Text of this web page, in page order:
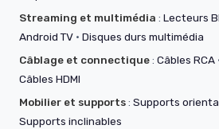
Streaming et multimédia : Lecteurs
Android TV · Disques durs multimédia
Câblage et connectique: Câbles RCA
Câbles HDMI
Mobilier et supports: Supports
Supports inclinables